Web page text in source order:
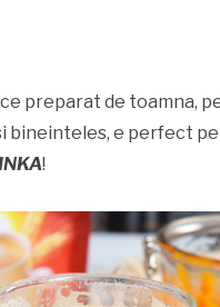
preparat de toamna,
bineinteles, e perfect
!